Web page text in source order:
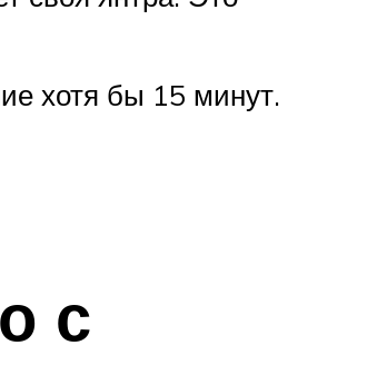
хотя бы 15 минут.
с